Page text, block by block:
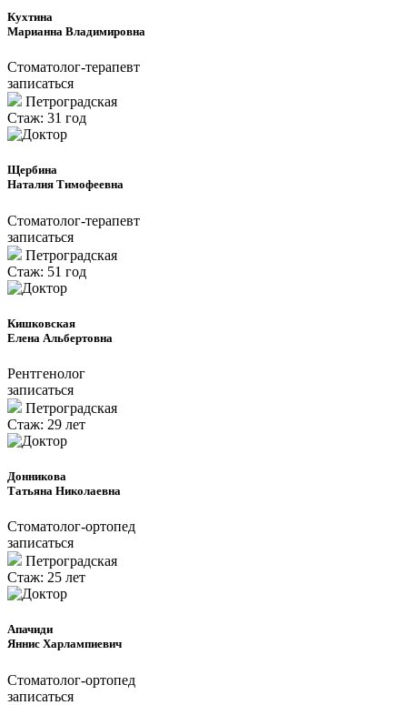
Кухтина
Марианна Владимировна
Стоматолог-терапевт
записаться
Петроградcкая
Стаж: 31 год
Щербина
Наталия Тимофеевна
Стоматолог-терапевт
записаться
Петроградcкая
Стаж: 51 год
Кишковская
Елена Альбертовна
Рентгенолог
записаться
Петроградcкая
Стаж: 29 лет
Донникова
Татьяна Николаевна
Cтоматолог-ортопед
записаться
Петроградcкая
Стаж: 25 лет
Апачиди
Яннис Харлампиевич
Стоматолог-ортопед
записаться